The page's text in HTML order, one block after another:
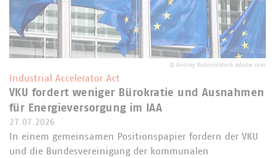
© Andrey Kuzmin/stock.adobe.com
Industrial Accelerator Act
VKU fordert weniger Bürokratie und Ausnahmen
für Energieversorgung im IAA
27.07.2026
In einem gemeinsamen Positionspapier fordern der VKU
und die Bundesvereinigung der kommunalen